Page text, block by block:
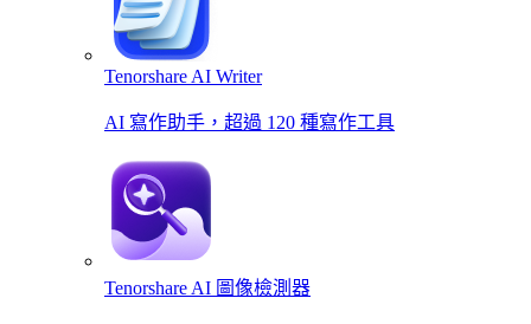
Tenorshare AI Writer
AI 寫作助手，超過 120 種寫作工具
Tenorshare AI 圖像檢測器